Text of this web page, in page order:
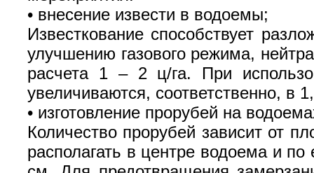
• внесение извести в водоемы;
Известкование способствует
улучшению газового режима,
расчета 1 – 2 ц/га. При
увеличиваются, соответственно, в
• изготовление прорубей на
Количество прорубей зависит от
располагать в центре водоема и